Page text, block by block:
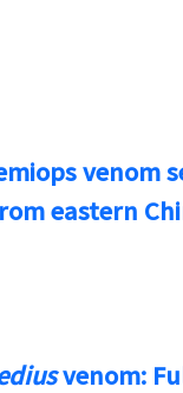
venom
eastern
venom: